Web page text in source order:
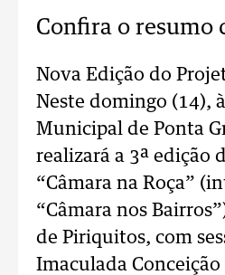
Confira o resumo
Nova Edição do
Neste domingo (14),
Municipal de Ponta
realizará a 3ª edição
“Câmara na Roça”
“Câmara nos
de Piriquitos, com
Imaculada Conceição